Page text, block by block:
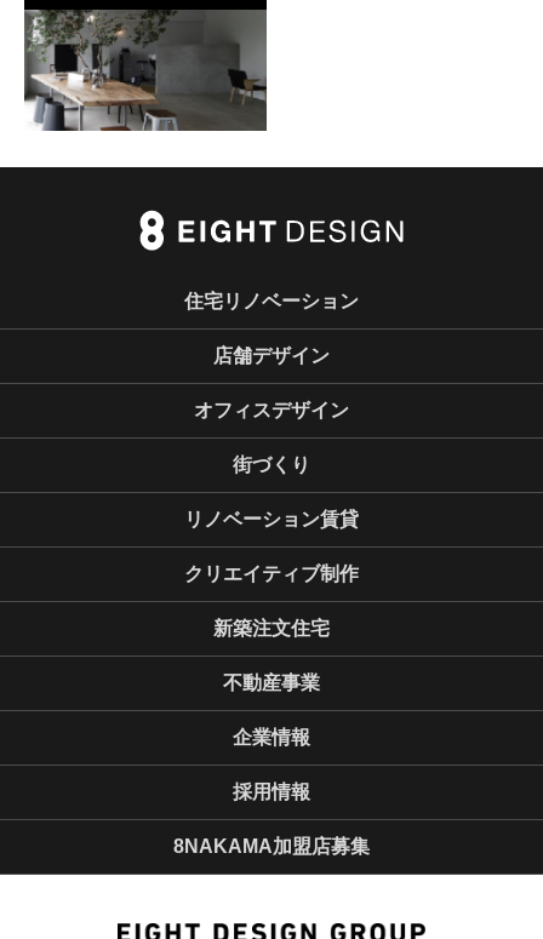
住宅リノベーション
店舗デザイン
オフィスデザイン
街づくり
リノベーション賃貸
クリエイティブ制作
新築注文住宅
不動産事業
企業情報
採用情報
8NAKAMA加盟店募集